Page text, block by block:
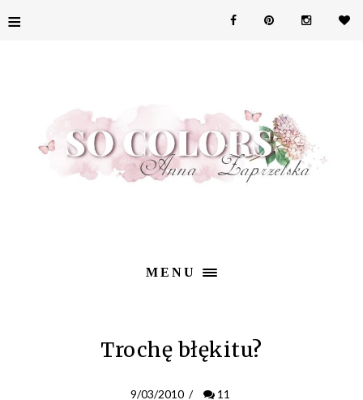
≡
MENU
Trochę błękitu?
9/03/2010 / 11